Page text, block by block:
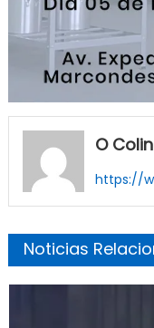
O
https://
Noticias